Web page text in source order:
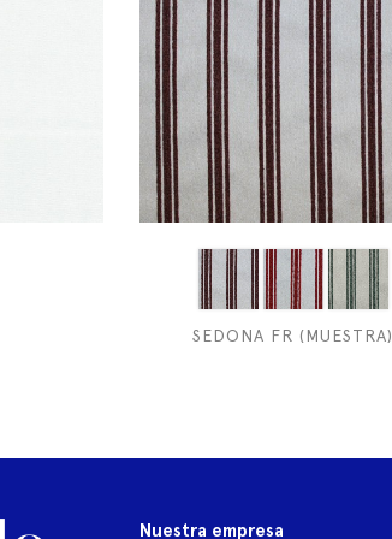
SEDONA FR (MUESTRA)
Nuestra empresa